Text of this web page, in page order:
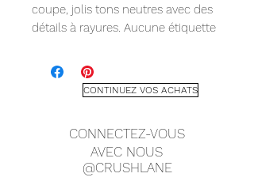
coupe, jolis tons neutres avec des
détails à rayures. Aucune étiquette
est indiquée comme 31. Mesure 15"
à la taille, 20" aux hanches, 38" de
CONTINUEZ VOS ACHATS
CONNECTEZ-VOUS
AVEC NOUS
@CRUSHLANE